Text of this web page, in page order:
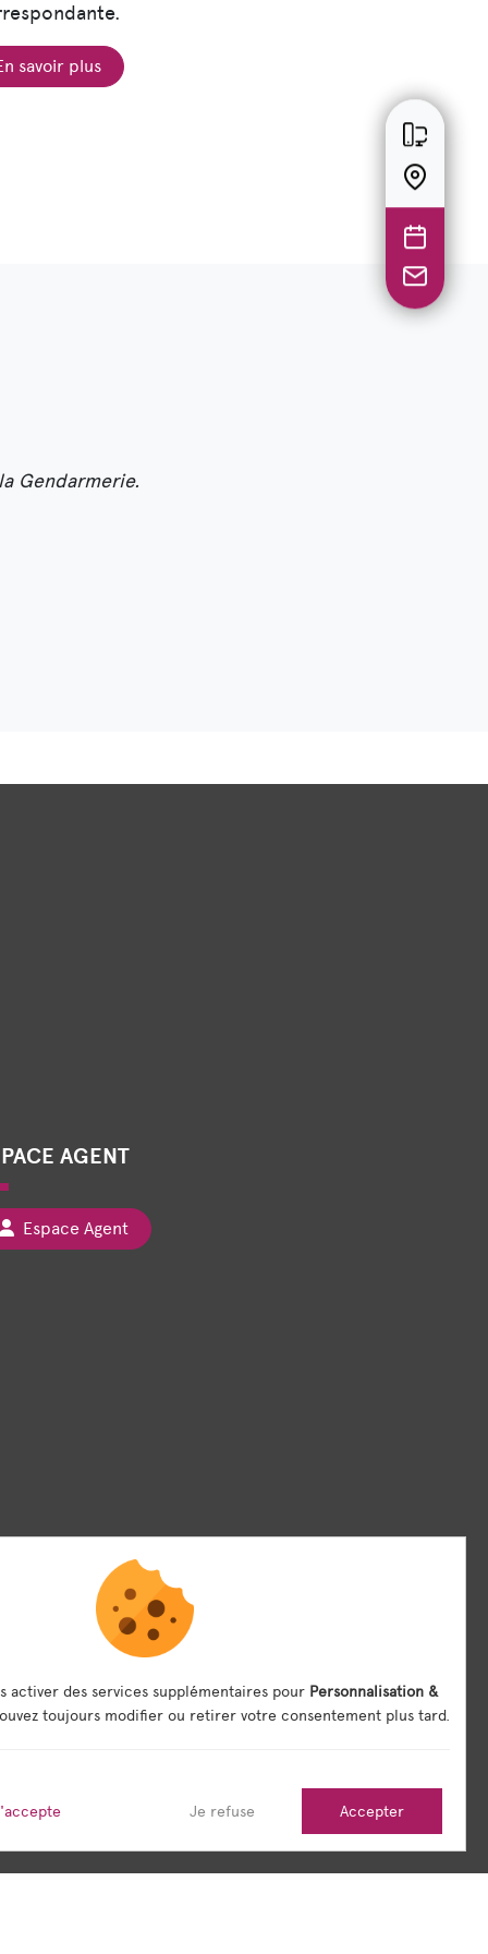
savoir plus
Gendarmerie.
AGENT
Espace Agent
activer des services supplémentaires pour Personnalisation &
toujours modifier ou retirer votre consentement plus tard.
Je refuse Accepter